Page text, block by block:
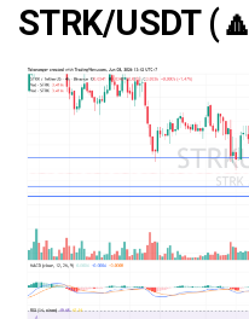
STRK/USDT (🔼